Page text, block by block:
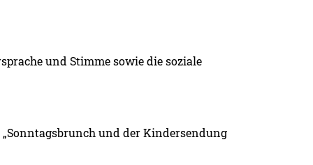
und Stimme sowie die soziale
und der Kindersendung